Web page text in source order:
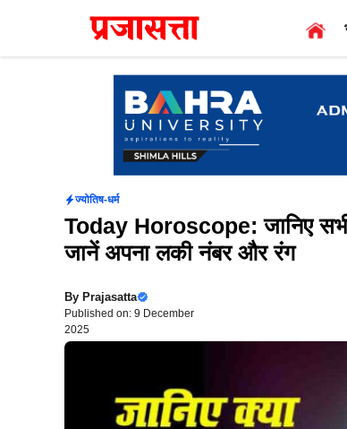
content
ज्योतिष-धर्म
Today Horoscope: जानिए
जानें अपना लकी नंबर और रंग
By Prajasatta
Published on: 9 December
2025